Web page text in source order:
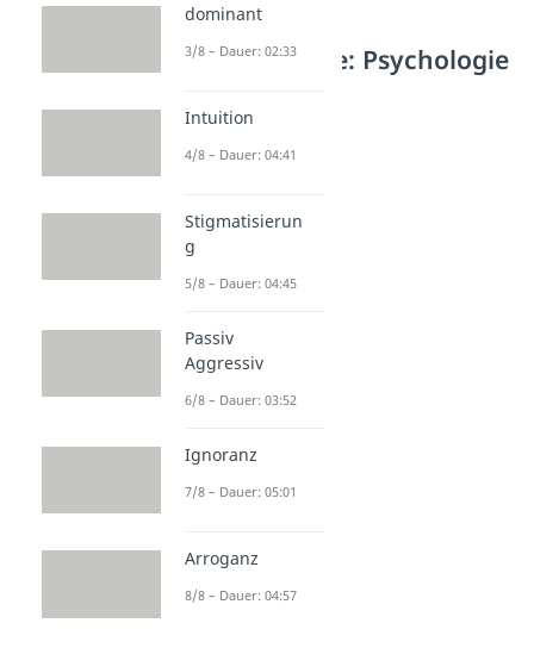
Weitere Inhalte: Psychologie
Selbstwertgefühl
Dauer: 03:57
Selbstzweifel
Loslassen
Dauer: 04:17
Dauer: 04:25
Dauer: 03:06
dominant
3/8 – Dauer: 02:33
Intuition
4/8 – Dauer: 04:41
Stigmatisierun
g
5/8 – Dauer: 04:45
Passiv
Aggressiv
6/8 – Dauer: 03:52
Ignoranz
7/8 – Dauer: 05:01
Arroganz
8/8 – Dauer: 04:57